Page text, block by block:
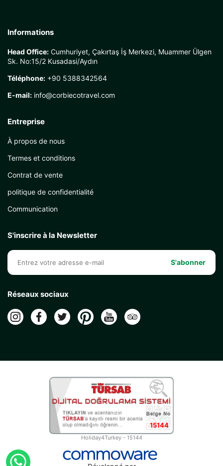
Informations
Head Office: Cumhuriyet, Çakırtaş İş Merkezi, Muammer Ülgen
Sk. No:15/2 Kusadasi/Aydın
Téléphone: +90 5388342564
E-mail: info@corbiecotravel.com
Entreprise
À propos de nous
Termes et conditions
Contrat de vente
politique de confidentialité
Communication
S'inscrire à la Newsletter
S'abonner
Réseaux sociaux
15144
Holiday4Turkey - 15144